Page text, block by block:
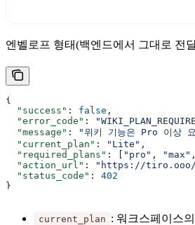
엔벨로프 형태(백엔드에서 그대로 전
{
  "success"
: false ,
  "error_code"
:
  "message"
:
"위키 기능은 Pro 이상
  "current_plan"
: "Lite" ,
  "required_plans"
: [ "pro" , "max"
  "action_url"
: "https://
  "status_code"
: 402
}
current_plan : 워크스페이스